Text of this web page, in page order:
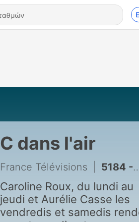
C dans l'air
France Télévisions 5184 - [Rediffusion] Marina Carrère d’Encausse - Obésité: comment soigner la maladie?
Caroline Roux, du lundi au
jeudi et Aurélie Casse les
vendredis et samedis